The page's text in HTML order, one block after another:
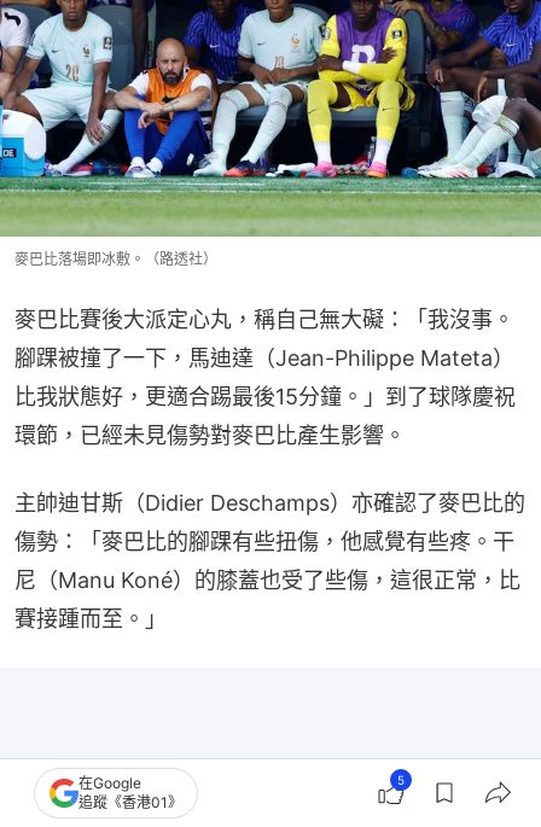
麥巴比落場即冰敷。（路透社）
麥巴比賽後大派定心丸，稱自己無大礙：「我沒事。
腳踝被撞了一下，馬迪達（Jean-Philippe Mateta）
比我狀態好，更適合踢最後15分鐘。」到了球隊慶祝
環節，已經未見傷勢對麥巴比產生影響。
主帥迪甘斯（Didier Deschamps）亦確認了麥巴比的
傷勢：「麥巴比的腳踝有些扭傷，他感覺有些疼。干
尼（Manu Koné）的膝蓋也受了些傷，這很正常，比
賽接踵而至。」
在Google
追蹤《香港01》
5